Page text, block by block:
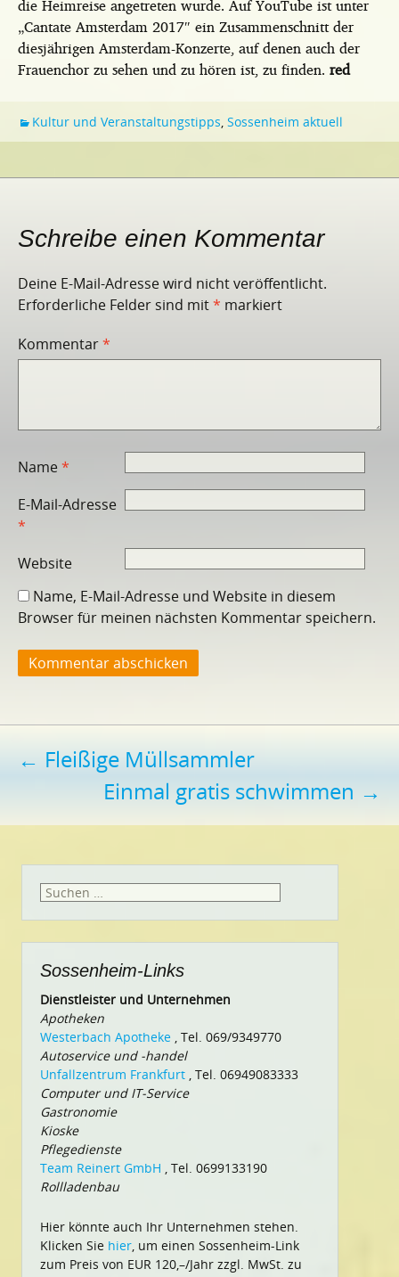
die Heimreise angetreten wurde. Auf YouTube ist unter
„Cantate Amsterdam 2017″ ein Zusammenschnitt der
diesjährigen Amsterdam-Konzerte, auf denen auch der
Frauenchor zu sehen und zu hören ist, zu finden. red
Kultur und Veranstaltungstipps, Sossenheim aktuell
Schreibe einen Kommentar
Deine E-Mail-Adresse wird nicht veröffentlicht.
Erforderliche Felder sind mit* markiert
Kommentar*
Name*
E-Mail-Adresse
*
Website
Name, E-Mail-Adresse und Website in diesem
Browser für meinen nächsten Kommentar speichern.
Beitragsnavigation
← Fleißige Müllsammler
Einmal gratis schwimmen →
Suchen
Sossenheim-Links
Dienstleister und Unternehmen
Apotheken
Westerbach Apotheke , Tel. 069/9349770
Autoservice und -handel
Unfallzentrum Frankfurt , Tel. 06949083333
Computer und IT-Service
Gastronomie
Kioske
Pflegedienste
Team Reinert GmbH , Tel. 0699133190
Rollladenbau
Hier könnte auch Ihr Unternehmen stehen.
Klicken Sie hier, um einen Sossenheim-Link
zum Preis von EUR 120,–/Jahr zzgl. MwSt. zu